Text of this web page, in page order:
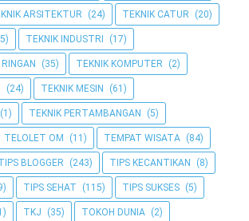
ARSITEKTUR (24) TEKNIK CATUR (20)
TEKNIK INDUSTRI (17)
(35) TEKNIK KOMPUTER (2)
(24) TEKNIK MESIN (61)
(1) TEKNIK PERTAMBANGAN (5)
TELOLET OM (11) TEMPAT WISATA (84)
BLOGGER (243) TIPS KECANTIKAN (8)
TIPS SEHAT (115) TIPS SUKSES (5)
TKJ (35) TOKOH DUNIA (2)